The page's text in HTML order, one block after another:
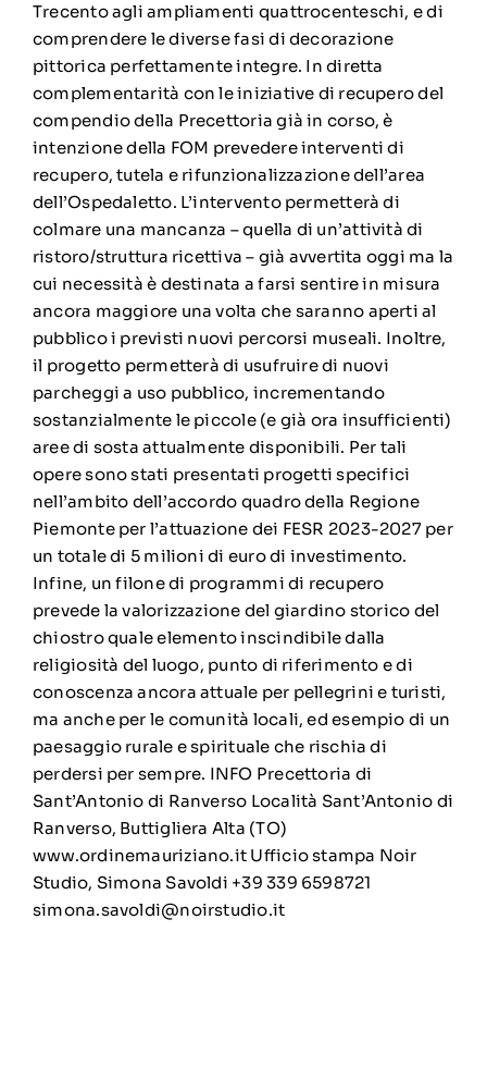
Trecento agli ampliamenti quattrocenteschi, e di
comprendere le diverse fasi di decorazione
pittorica perfettamente integre. In diretta
complementarità con le iniziative di recupero del
compendio della Precettoria già in corso, è
intenzione della FOM prevedere interventi di
recupero, tutela e rifunzionalizzazione dell’area
dell’Ospedaletto. L’intervento permetterà di
colmare una mancanza – quella di un’attività di
ristoro/struttura ricettiva – già avvertita oggi ma la
cui necessità è destinata a farsi sentire in misura
ancora maggiore una volta che saranno aperti al
pubblico i previsti nuovi percorsi museali. Inoltre,
il progetto permetterà di usufruire di nuovi
parcheggi a uso pubblico, incrementando
sostanzialmente le piccole (e già ora insufficienti)
aree di sosta attualmente disponibili. Per tali
opere sono stati presentati progetti specifici
nell’ambito dell’accordo quadro della Regione
Piemonte per l’attuazione dei FESR 2023-2027 per
un totale di 5 milioni di euro di investimento.
Infine, un filone di programmi di recupero
prevede la valorizzazione del giardino storico del
chiostro quale elemento inscindibile dalla
religiosità del luogo, punto di riferimento e di
conoscenza ancora attuale per pellegrini e turisti,
ma anche per le comunità locali, ed esempio di un
paesaggio rurale e spirituale che rischia di
perdersi per sempre. INFO Precettoria di
Sant’Antonio di Ranverso Località Sant’Antonio di
Ranverso, Buttigliera Alta (TO)
www.ordinemauriziano.it Ufficio stampa Noir
Studio, Simona Savoldi +39 339 6598721
simona.savoldi@noirstudio.it